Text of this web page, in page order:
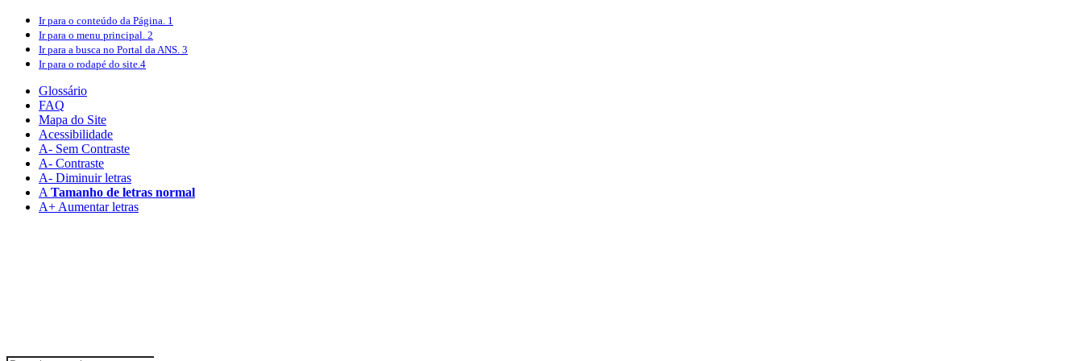
Ir para o conteúdo da Página. 1
Ir para o menu principal. 2
Ir para a busca no Portal da ANS. 3
Ir para o rodapé do site.4
Glossário
FAQ
Mapa do Site
Acessibilidade
A- Sem Contraste
A- Contraste
A- Diminuir letras
A Tamanho de letras normal
A+ Aumentar letras